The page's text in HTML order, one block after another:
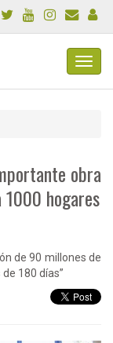
obra
1000 hogares
de 90 millones de
180 días”